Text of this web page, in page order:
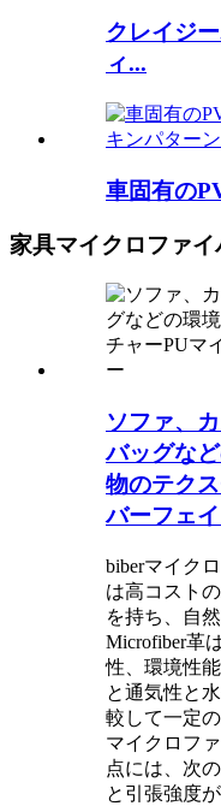
クレイジ
ィ...
車固有の
家具マイクロファイ
ソファ、
バッグな
物のテク
バーフェ
biberマイク
は高コスト
を持ち、自
Microfiber革
性、環境性
と通気性と
較して一定
マイクロフ
点には、次
と引張強度